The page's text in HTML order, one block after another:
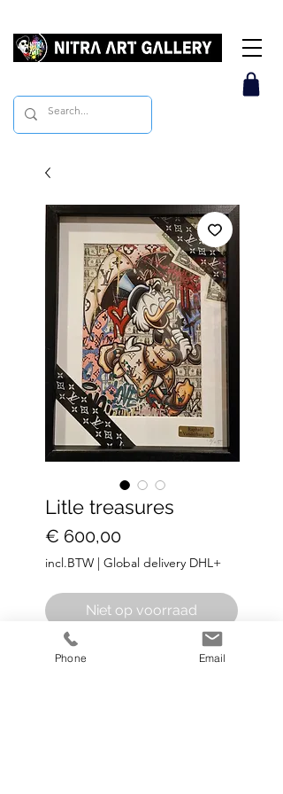
Litle treasures
€ 600,00Prijs
incl.BTW | Global delivery DHL+
Niet op voorraad
H43 cm x 33 cm
Phone Email